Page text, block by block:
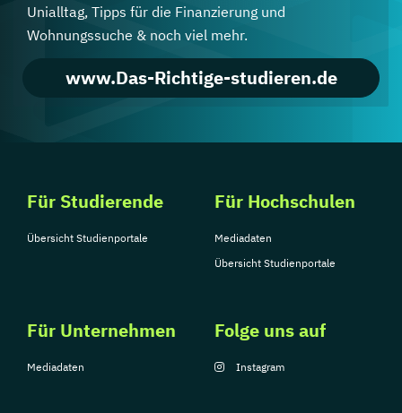
Unialltag, Tipps für die Finanzierung und
Wohnungssuche & noch viel mehr.
www.Das-Richtige-studieren.de
Für Studierende
Übersicht Studienportale
Für Hochschulen
Mediadaten
Übersicht Studienportale
Für Unternehmen
Mediadaten
Folge uns auf
Instagram